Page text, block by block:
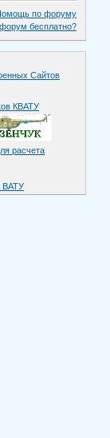
по форуму